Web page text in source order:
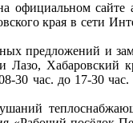
сайте
края в сети
предложений и
Хабаровский
30 час. до 17-30